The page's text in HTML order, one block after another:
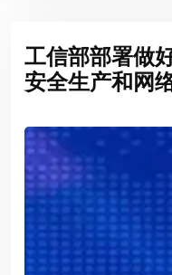
工信部部署做
安全生产和网